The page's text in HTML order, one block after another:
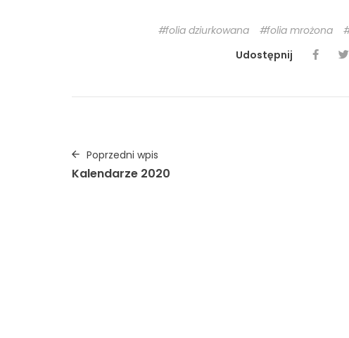
folia dziurkowana folia mrożona
Udostępnij
Poprzedni wpis
Kalendarze 2020